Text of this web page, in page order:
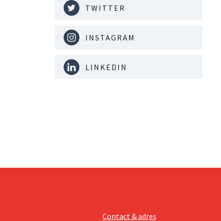
TWITTER
INSTAGRAM
LINKEDIN
Contact & adres